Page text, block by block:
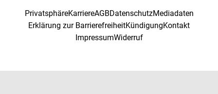
PrivatsphäreKarriereAGBDatenschutzMediadaten
Erklärung zur BarrierefreiheitKündigungKontakt
ImpressumWiderruf